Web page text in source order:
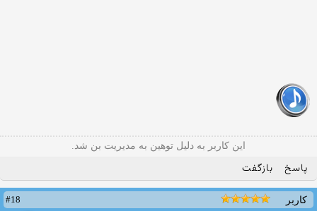
این کاربر به دلیل توهین به مدیریت بن شد.
پاسخ بازگفت
کاربر
#18